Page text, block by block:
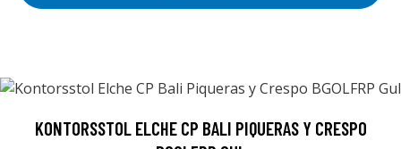
KONTORSSTOL ELCHE CP BALI PIQUERAS Y CRESPO